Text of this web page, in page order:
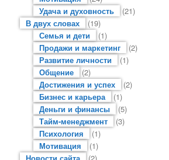
Удача и духовность
(21)
В двух словах
(19)
Семья и дети
(1)
Продажи и маркетинг
(2)
Развитие личности
(1)
Общение
(2)
Достижения и успех
(2)
Бизнес и карьера
(1)
Деньги и финансы
(5)
Тайм-менеджмент
(3)
Психология
(1)
Мотивация
(1)
Новости сайта
(2)